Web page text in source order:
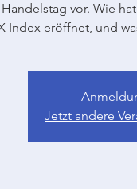
vor. Wie
Index eröffnet, und
Jetzt andere